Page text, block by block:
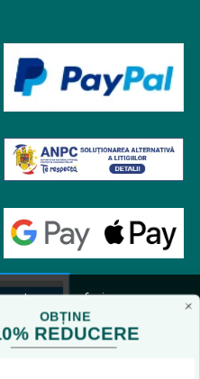
a va oferi
in continuare, sunteti
si cu plasarea de cookies,
imbunatatita.
OBȚINE
REDUCERE